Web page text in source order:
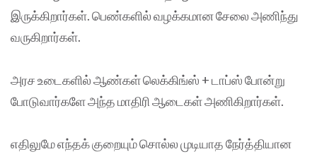
இருக்கிறார்கள். பெண்களில் வழக்கமான சேலை அணிந்து
வருகிறார்கள்.
அரச உடைகளில் ஆண்கள் லெக்கிங்ஸ் + டாப்ஸ் போன்று
போடுவார்களே அந்த மாதிரி ஆடைகள் அணிகிறார்கள்.
எதிலுமே எந்தக் குறையும் சொல்ல முடியாத நேர்த்தியான